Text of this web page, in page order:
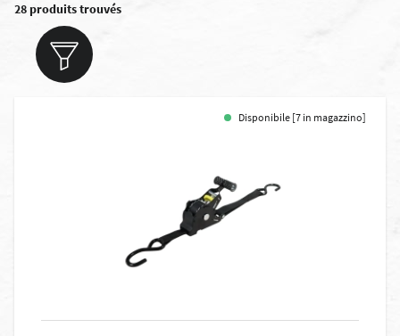
28 produits trouvés
Disponibile [7 in magazzino]